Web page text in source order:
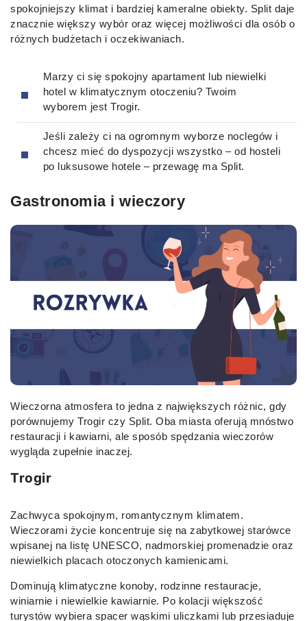
spokojniejszy klimat i bardziej kameralne obiekty. Split daje
znacznie większy wybór oraz więcej możliwości dla osób o
różnych budżetach i oczekiwaniach.
Marzy ci się spokojny apartament lub niewielki
hotel w klimatycznym otoczeniu? Twoim
wyborem jest Trogir.
Jeśli zależy ci na ogromnym wyborze noclegów i
chcesz mieć do dyspozycji wszystko – od hosteli
po luksusowe hotele – przewagę ma Split.
Gastronomia i wieczory
Wieczorna atmosfera to jedna z największych różnic, gdy
porównujemy Trogir czy Split. Oba miasta oferują mnóstwo
restauracji i kawiarni, ale sposób spędzania wieczorów
wygląda zupełnie inaczej.
Trogir
Zachwyca spokojnym, romantycznym klimatem.
Wieczorami życie koncentruje się na zabytkowej starówce
wpisanej na listę UNESCO, nadmorskiej promenadzie oraz
niewielkich placach otoczonych kamienicami.
Dominują klimatyczne konoby, rodzinne restauracje,
winiarnie i niewielkie kawiarnie. Po kolacji większość
turystów wybiera spacer wąskimi uliczkami lub przesiaduje